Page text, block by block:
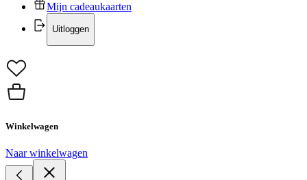
Mijn cadeaukaarten
Uitloggen
Winkelwagen
Naar winkelwagen